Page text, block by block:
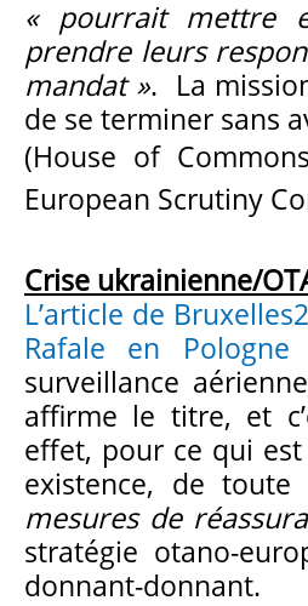
« pourrait mettre
prendre leurs
mandat ». La
de se terminer sans
(House of
European Scrutiny
Crise ukrainienne/
L’article de
Rafale en Pologne
surveillance
affirme le titre, et
effet, pour ce qui est
existence, de
mesures de
stratégie otano-
donnant-donnant.